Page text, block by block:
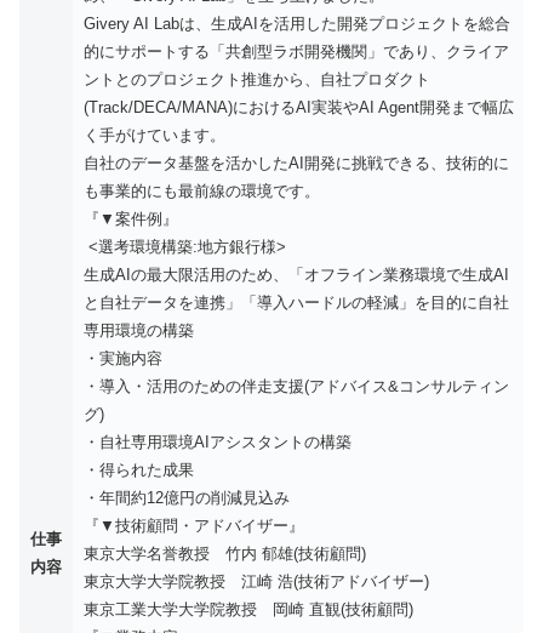
仕事
内容
Givery AI Labは、生成AIを活用した開発プロジェクトを総合
的にサポートする「共創型ラボ開発機関」であり、クライア
ントとのプロジェクト推進から、自社プロダクト
(Track/DECA/MANA)におけるAI実装やAI Agent開発まで幅広
く手がけています。
自社のデータ基盤を活かしたAI開発に挑戦できる、技術的に
も事業的にも最前線の環境です。
『▼案件例』
<選考環境構築:地方銀行様>
生成AIの最大限活用のため、「オフライン業務環境で生成AI
と自社データを連携」「導入ハードルの軽減」を目的に自社
専用環境の構築
・実施内容
・導入・活用のための伴走支援(アドバイス&コンサルティン
グ)
・自社専用環境AIアシスタントの構築
・得られた成果
・年間約12億円の削減見込み
『▼技術顧問・アドバイザー』
東京大学名誉教授 竹内 郁雄(技術顧問)
東京大学大学院教授 江崎 浩(技術アドバイザー)
東京工業大学大学院教授 岡崎 直観(技術顧問)